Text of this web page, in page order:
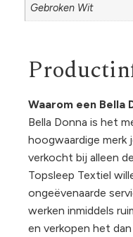
Waarom een Bella
Bella Donna is het
hoogwaardige merk
verkocht bij alleen
Topsleep Textiel
ongeëvenaarde
werken inmiddels
en verkopen het dan
Gebroken Wit